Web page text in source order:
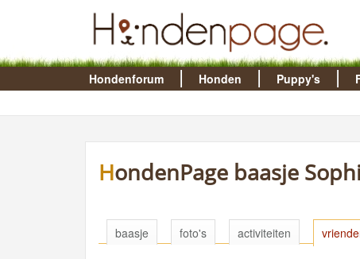
Hondenforum Honden Puppy's
HondenPage baasje
baasje foto's activiteiten